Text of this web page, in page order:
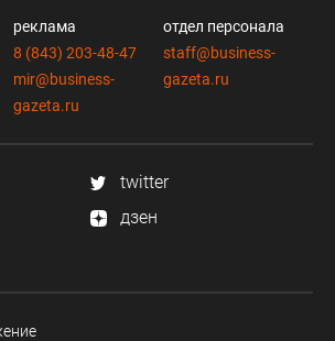
реклама
8 (843) 203-48-47
mir@business-
gazeta.ru
отдел персонала
staff@business-
gazeta.ru
twitter
дзен